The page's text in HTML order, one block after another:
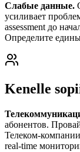
Слабые данные.
усиливает
assessment до
Определите
Kenelle
абонентов.
Телеком-
real-time